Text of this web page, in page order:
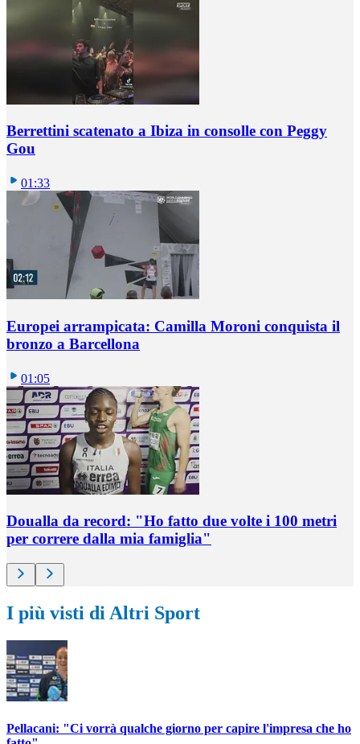
Berrettini scatenato a Ibiza in consolle con Peggy
Gou
01:33
Europei arrampicata: Camilla Moroni conquista il
bronzo a Barcellona
01:05
Doualla da record: "Ho fatto due volte i 100 metri
per correre dalla mia famiglia"
I più visti di Altri Sport
Pellacani: "Ci vorrà qualche giorno per capire l'impresa che ho